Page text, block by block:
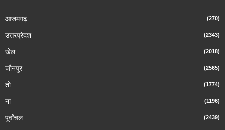
आजमगढ़ (270)
उत्तरप्रेदश (2343)
खेल (2018)
जौनपुर (2565)
तो (1774)
ना (1196)
पूर्वांचल (2439)